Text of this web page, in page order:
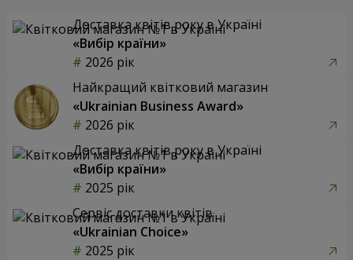
Доставка квітів року в Україні
«Вибір країни»
2026 рік
Найкращий квітковий магазин
«Ukrainian Business Award»
2026 рік
Доставка квітів року в Україні
«Вибір країни»
2025 рік
Сервіс доставки квітів
«Ukrainian Choice»
2025 рік